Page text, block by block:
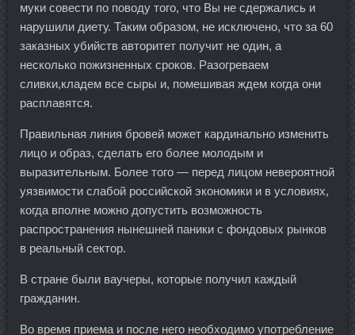
муки совести по поводу того, что Вы не сдержались и
нарушили диету. Таким образом, не исключено, что за 60
заказных убийств авторитет получит не один, а
несколько пожизненных сроков. Разогреваем
сливки,кладем все сыры и, помешивая ждем когда они
расплавятся.
Правильная линия бровей может кардинально изменить
лицо и образ, сделать его более молодым и
выразительным. Более того — перед лицом невероятной
уязвимости слабой российской экономики и в условиях,
когда вполне можно допустить возможность
распространения нынешней паники с фондовых рынков
в реальный сектор.
В стране были ваучеры, которые получил каждый
гражданин.
Во время приема и после него необходимо употребление